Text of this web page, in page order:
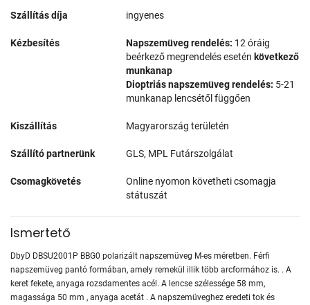
Szállítás díja ingyenes
Kézbesítés Napszemüveg rendelés: 12 óráig
beérkező megrendelés esetén következő
munkanap
Dioptriás napszemüveg rendelés: 5-21
munkanap lencsétől függően
Kiszállítás Magyarország területén
Szállító partnerünk GLS, MPL Futárszolgálat
Csomagkövetés
Online nyomon követheti csomagja
státuszát
Ismertető
DbyD DBSU2001P BBG0 polarizált napszemüveg M-es méretben. Férfi
napszemüveg pantó formában, amely remekül illik több arcformához is. . A
keret fekete, anyaga rozsdamentes acél. A lencse szélessége 58 mm,
magassága 50 mm , anyaga acetát . A napszemüveghez eredeti tok és